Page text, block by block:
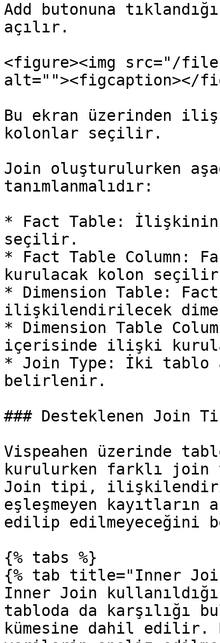
Add butonuna
açılır.
<figure><img src="/files/
alt=""><figcaption></
Bu ekran üzerinden
kolonlar seçilir.
Join oluşturulurken
tanımlanmalıdır:
* Fact Table: İlişkinin
seçilir.
* Fact Table Column:
kurulacak kolon
* Dimension Table:
ilişkilendirilecek
* Dimension Table
içerisinde ilişki
* Join Type: İki
belirlenir.
### Desteklenen Join
Vispeahen üzerinde
kurulurken farklı
Join tipi,
eşleşmeyen kayıtların
edilip edilmeyeceğini
{% tabs %}
{% tab title="Inner
Inner Join
tabloda da karşılığı
kümesine dahil edilir.